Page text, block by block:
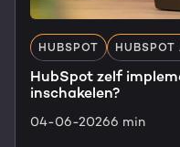
HUBSPOT HUBSPOT
HubSpot zelf
inschakelen?
04-06-20266 min